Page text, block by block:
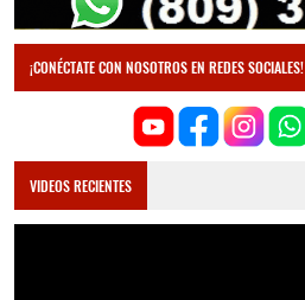
¡CONÉCTATE CON NOSOTROS EN REDES SOCIALES!
VIDEOS RECIENTES